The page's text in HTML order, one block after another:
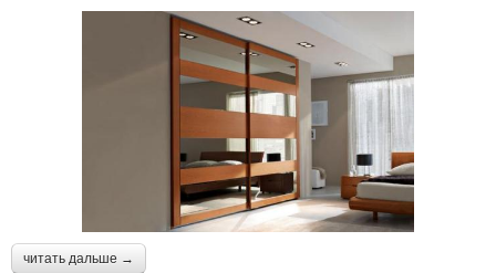
читать дальше →